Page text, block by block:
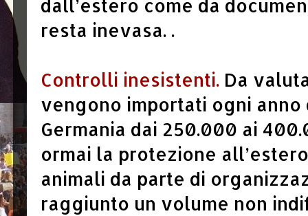
dall’estero come da
resta inevasa. .
Controlli inesistenti. Da
vengono importati ogni anno
Germania dai 250.000 ai
ormai la protezione
animali da parte di
raggiunto un volume non